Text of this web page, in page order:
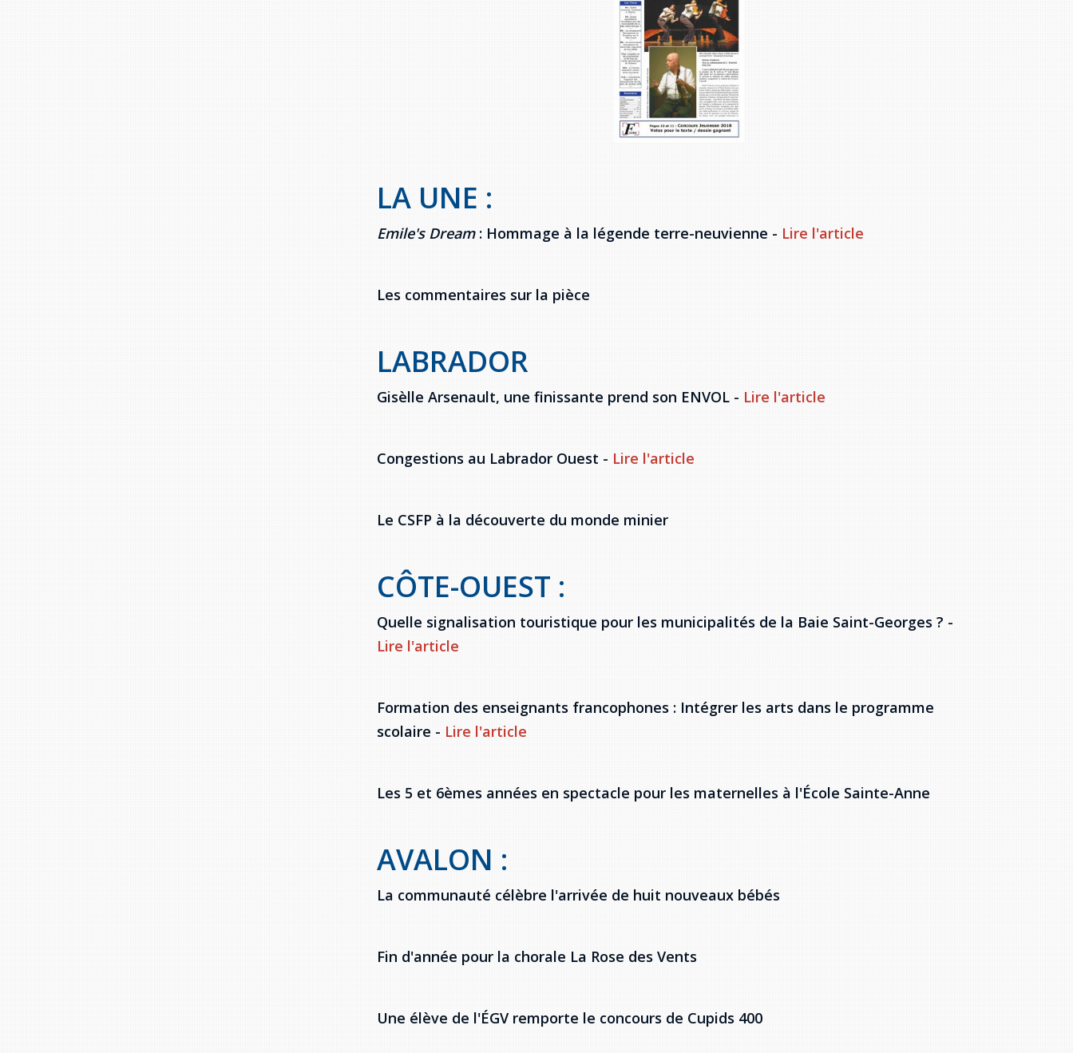
LA UNE :
Emile's Dream: Hommage à la légende terre-neuvienne - Lire l'article
Les commentaires sur la pièce
LABRADOR
Gisèlle Arsenault, une finissante prend son ENVOL - Lire l'article
Congestions au Labrador Ouest - Lire l'article
Le CSFP à la découverte du monde minier
CÔTE-OUEST :
Quelle signalisation touristique pour les municipalités de la Baie Saint-Georges ? -
Lire l'article
Formation des enseignants francophones : Intégrer les arts dans le programme
scolaire - Lire l'article
Les 5 et 6èmes années en spectacle pour les maternelles à l'École Sainte-Anne
AVALON :
La communauté célèbre l'arrivée de huit nouveaux bébés
Fin d'année pour la chorale La Rose des Vents
Une élève de l'ÉGV remporte le concours de Cupids 400